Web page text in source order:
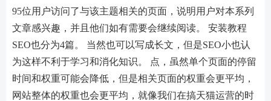
95位用户访问了与该主题相关的页面，说明用户对本系列
文章感兴趣，并且他们如有需要会继续阅读。 安装教程
SEO也分为4篇。 当然也可以写成长文，但是SEO小也认
为这样不利于学习和消化知识。 点，虽然单个页面的停留
时间和权重可能会降低，但是相关页面的权重会更平均，
网站整体的权重也会更平均，就像我们在搞天猫运营的时